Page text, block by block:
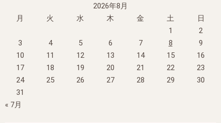
2026年8月
月
火 水 木 金 土
日
1
2
3
4 5 6 7 8
9
10
11 12 13 14 15
16
17
18 19 20 21 22
23
24
25 26 27 28 29
30
31
« 7月